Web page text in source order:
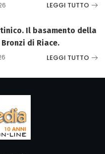
LEGGI TUTTO
Il basamento della
di Riace.
LEGGI TUTTO